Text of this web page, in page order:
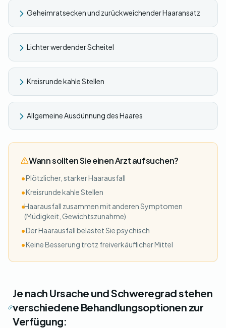
Geheimratsecken und zurückweichender Haaransatz
Lichter werdender Scheitel
Kreisrunde kahle Stellen
Allgemeine Ausdünnung des Haares
Wann sollten Sie einen Arzt aufsuchen?
•Plötzlicher, starker Haarausfall
•Kreisrunde kahle Stellen
•Haarausfall zusammen mit anderen Symptomen
(Müdigkeit, Gewichtszunahme)
•Der Haarausfall belastet Sie psychisch
•Keine Besserung trotz freiverkäuflicher Mittel
Je nach Ursache und Schweregrad stehen
verschiedene Behandlungsoptionen zur
Verfügung: